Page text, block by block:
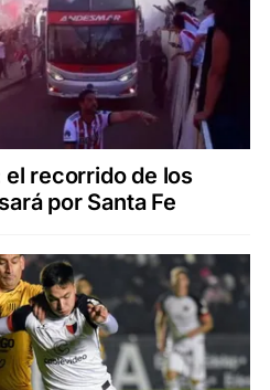
el recorrido de los
por Santa Fe